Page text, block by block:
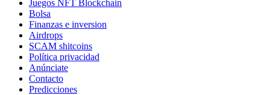
Juegos NFT Blockchain
Bolsa
Finanzas e inversion
Airdrops
SCAM shitcoins
Política privacidad
Anúnciate
Contacto
Predicciones